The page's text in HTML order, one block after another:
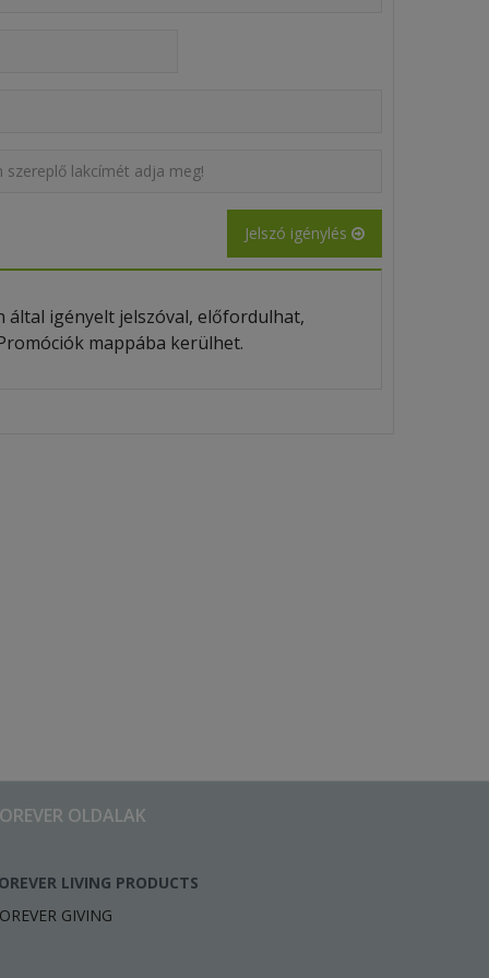
Jelszó igénylés
által igényelt jelszóval, előfordulhat,
mappába kerülhet.
OLDALAK
LIVING PRODUCTS
GIVING